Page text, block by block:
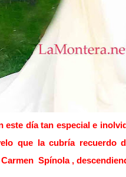
este día tan especial e
que la cubría recuerdo
Spínola ,